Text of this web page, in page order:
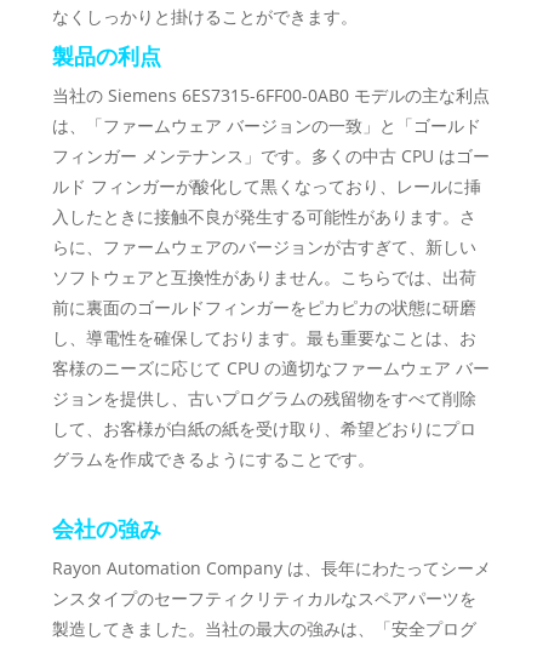
なくしっかりと掛けることができます。
製品の利点
当社の Siemens 6ES7315-6FF00-0AB0 モデルの主な利点
は、「ファームウェア バージョンの一致」と「ゴールド
フィンガー メンテナンス」です。多くの中古 CPU はゴー
ルド フィンガーが酸化して黒くなっており、レールに挿
入したときに接触不良が発生する可能性があります。さ
らに、ファームウェアのバージョンが古すぎて、新しい
ソフトウェアと互換性がありません。こちらでは、出荷
前に裏面のゴールドフィンガーをピカピカの状態に研磨
し、導電性を確保しております。最も重要なことは、お
客様のニーズに応じて CPU の適切なファームウェア バー
ジョンを提供し、古いプログラムの残留物をすべて削除
して、お客様が白紙の紙を受け取り、希望どおりにプロ
グラムを作成できるようにすることです。
会社の強み
Rayon Automation Company は、長年にわたってシーメ
ンスタイプのセーフティクリティカルなスペアパーツを
製造してきました。当社の最大の強みは、「安全プログ